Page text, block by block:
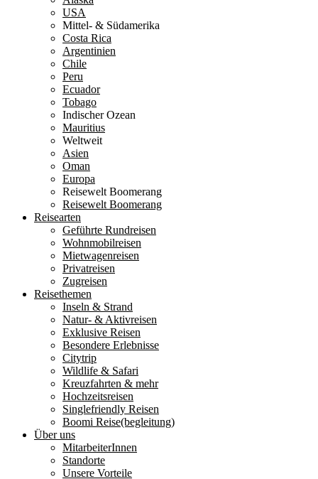
USA
Mittel- & Südamerika
Costa Rica
Argentinien
Chile
Peru
Ecuador
Tobago
Indischer Ozean
Mauritius
Weltweit
Asien
Oman
Europa
Reisewelt Boomerang
Reisewelt Boomerang
Reisearten
Geführte Rundreisen
Wohnmobilreisen
Mietwagenreisen
Privatreisen
Zugreisen
Reisethemen
Inseln & Strand
Natur- & Aktivreisen
Exklusive Reisen
Besondere Erlebnisse
Citytrip
Wildlife & Safari
Kreuzfahrten & mehr
Hochzeitsreisen
Singlefriendly Reisen
Boomi Reise(begleitung)
Über uns
MitarbeiterInnen
Standorte
Unsere Vorteile